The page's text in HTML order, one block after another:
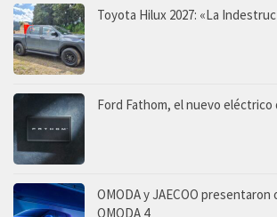
Toyota Hilux 2027: «La
Ford Fathom, el nuevo eléctrico
OMODA y JAECOO
OMODA 4